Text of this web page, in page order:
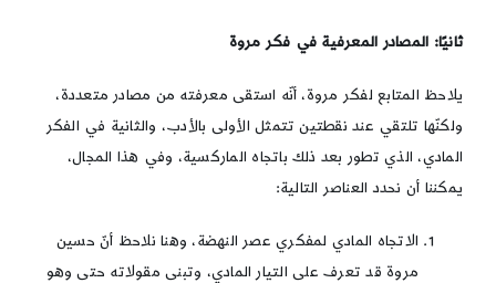
ثانيًا: المصادر المعرفية في فكر مروة
يلاحظ المتابع لفكر مروة، أنّه استقى معرفته من مصادر متعددة،
ولكنّها تلتقي عند نقطتين تتمثل الأولى بالأدب، والثانية في الفكر
المادي، الذي تطور بعد ذلك باتجاه الماركسية، وفي هذا المجال،
يمكننا أن نحدد العناصر التالية:
الاتجاه المادي لمفكري عصر النهضة، وهنا نلاحظ أنّ حسين
مروة قد تعرف على التيار المادي، وتبنى مقولاته حتى وهو